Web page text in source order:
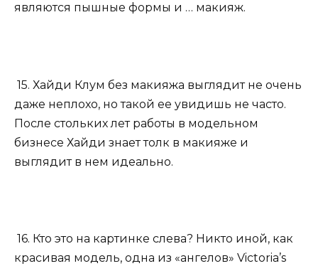
являются пышные формы и … макияж.
15. Хайди Клум без макияжа выглядит не очень
даже неплохо, но такой ее увидишь не часто.
После стольких лет работы в модельном
бизнесе Хайди знает толк в макияже и
выглядит в нем идеально.
16. Кто это на картинке слева? Никто иной, как
красивая модель, одна из «ангелов» Victoria’s